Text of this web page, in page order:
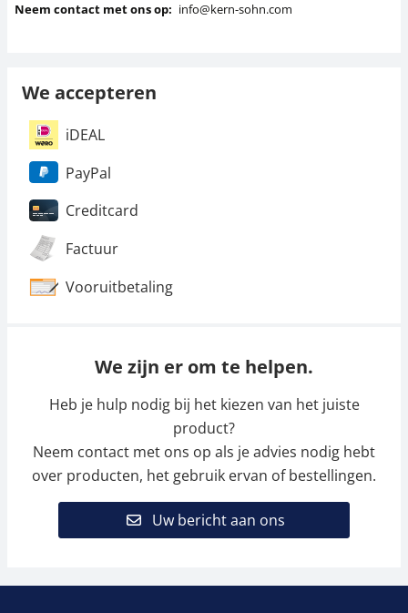
Neem contact met ons op: info@kern-sohn.com
We accepteren
iDEAL
PayPal
Creditcard
Factuur
Vooruitbetaling
We zijn er om te helpen.
Heb je hulp nodig bij het kiezen van het juiste
product?
Neem contact met ons op als je advies nodig hebt
over producten, het gebruik ervan of bestellingen.
Uw bericht aan ons